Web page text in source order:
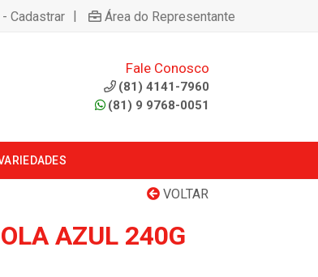
Cadastrar | Área do Representante
Fale Conosco
(81) 4141-7960
(81) 9 9768-0051
VOLTAR
AZUL 240G